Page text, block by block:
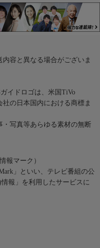
容と異なる場合がございま
イドロゴは、米国TiVo
の日本国内における商標ま
・写真等あらゆる素材の無断
報マーク）
」といい、テレビ番組の公
報」を利用したサービスに